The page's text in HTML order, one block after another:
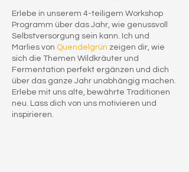
Erlebe in unserem 4-teiligem Workshop
Programm über das Jahr, wie genussvoll
Selbstversorgung sein kann. Ich und
Marlies von Quendelgrün zeigen dir, wie
sich die Themen Wildkräuter und
Fermentation perfekt ergänzen und dich
über das ganze Jahr unabhängig machen.
Erlebe mit uns alte, bewährte Traditionen
neu. Lass dich von uns motivieren und
inspirieren.